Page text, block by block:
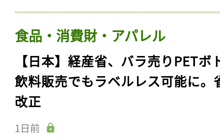
食品・消費財・アパレル
【日本】経産省、バラ売りPETボ
飲料販売でもラベルレス可能に。
改正
1日前